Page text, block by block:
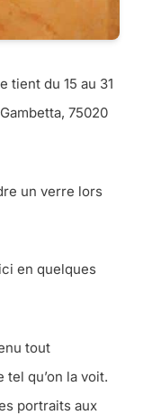
tient du 15 au 31
75020
un verre lors
en quelques
tout
qu’on la voit.
portraits aux